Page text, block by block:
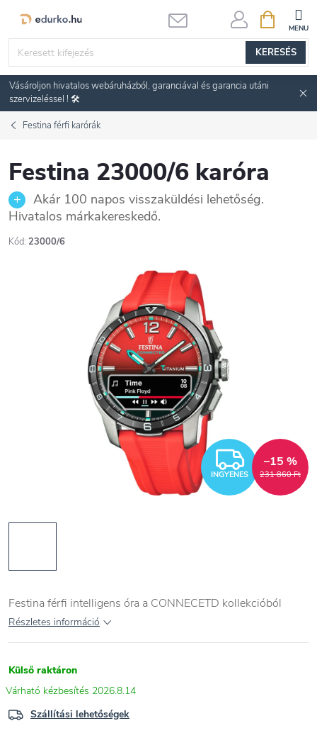
KERESÉS
KOSÁR
Vásároljon hivatalos webáruházból, garanciával és garancia utáni
szervizeléssel ! 🛠️
Festina férfi karórák
Festina 23000/6 karóra
Akár 100 napos visszaküldési lehetőség.
Hivatalos márkakereskedő.
Kód: 23000/6
INGYENES 231 860 Ft
–15 %
Festina férfi intelligens óra a CONNECETD kollekcióból
Részletes információ
Külső raktáron
2026.8.14
Szállítási lehetőségek